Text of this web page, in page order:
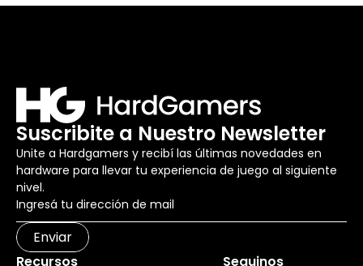
Suscribite a Nuestro Newsletter
Unite a Hardgamers y recibí las últimas novedades en
hardware para llevar tu experiencia de juego al siguiente
nivel.
Enviar
Recursos
Seguinos